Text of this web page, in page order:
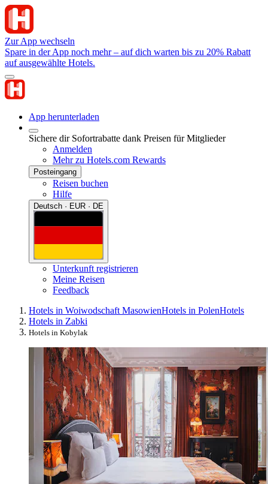
Zur App wechseln
Spare in der App noch mehr – auf dich warten bis zu 20% Rabatt
auf ausgewählte Hotels.
App herunterladen
Sichere dir Sofortrabatte dank Preisen für Mitglieder
Anmelden
Mehr zu Hotels.com Rewards
Posteingang
Reisen buchen
Hilfe
Deutsch · EUR · DE
Unterkunft registrieren
Meine Reisen
Feedback
Hotels in Woiwodschaft MasowienHotels in PolenHotels
Hotels in Zabki
Hotels in Kobylak